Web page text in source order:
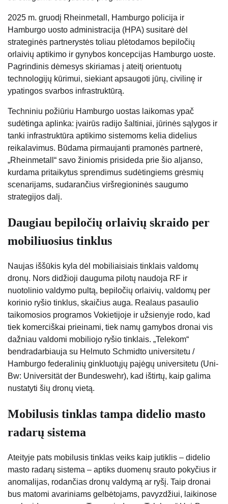
2025 m. gruodį Rheinmetall, Hamburgo policija ir
Hamburgo uosto administracija (HPA) susitarė dėl
strateginės partnerystės toliau plėtodamos bepiločių
orlaivių aptikimo ir gynybos koncepcijas Hamburgo uoste.
Pagrindinis dėmesys skiriamas į ateitį orientuotų
technologijų kūrimui, siekiant apsaugoti jūrų, civilinę ir
ypatingos svarbos infrastruktūrą.
Techniniu požiūriu Hamburgo uostas laikomas ypač
sudėtinga aplinka: įvairūs radijo šaltiniai, jūrinės sąlygos ir
tanki infrastruktūra aptikimo sistemoms kelia didelius
reikalavimus. Būdama pirmaujanti pramonės partnerė,
„Rheinmetall“ savo žiniomis prisideda prie šio aljanso,
kurdama pritaikytus sprendimus sudėtingiems grėsmių
scenarijams, sudarančius viršregioninės saugumo
strategijos dalį.
Daugiau bepiločių orlaivių skraido per
mobiliuosius tinklus
Naujas iššūkis kyla dėl mobiliaisiais tinklais valdomų
dronų. Nors didžioji dauguma pilotų naudoja RF ir
nuotolinio valdymo pultą, bepiločių orlaivių, valdomų per
korinio ryšio tinklus, skaičius auga. Realaus pasaulio
taikomosios programos Vokietijoje ir užsienyje rodo, kad
tiek komerciškai prieinami, tiek namų gamybos dronai vis
dažniau valdomi mobiliojo ryšio tinklais. „Telekom“
bendradarbiauja su Helmuto Schmidto universitetu /
Hamburgo federalinių ginkluotųjų pajėgų universitetu (Uni-
Bw: Universität der Bundeswehr), kad ištirtų, kaip galima
nustatyti šių dronų vietą.
Mobilusis tinklas tampa didelio masto
radarų sistema
Ateityje pats mobilusis tinklas veiks kaip jutiklis – didelio
masto radarų sistema – aptiks duomenų srauto pokyčius ir
anomalijas, rodančias dronų valdymą ar ryšį. Taip dronai
bus matomi avariniams gelbėtojams, pavyzdžiui, laikinose